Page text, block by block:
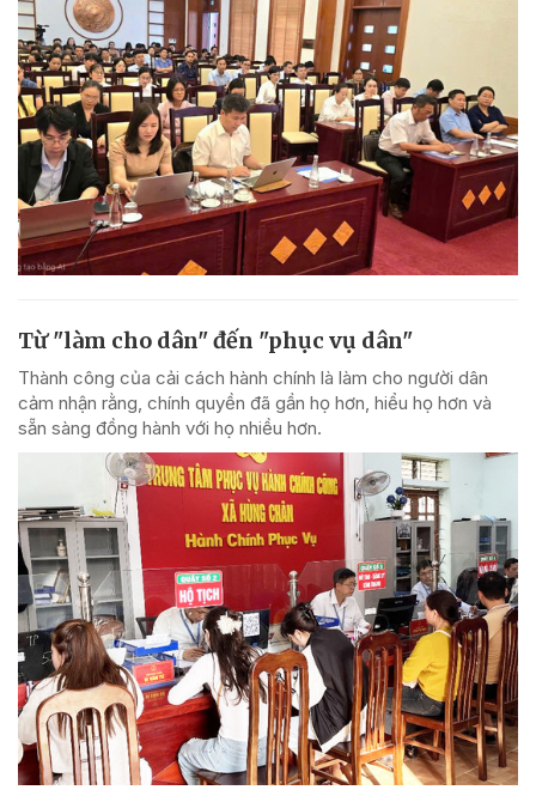
Từ "làm cho dân" đến "phục vụ dân"
Thành công của cải cách hành chính là làm cho người dân
cảm nhận rằng, chính quyền đã gần họ hơn, hiểu họ hơn và
sẵn sàng đồng hành với họ nhiều hơn.